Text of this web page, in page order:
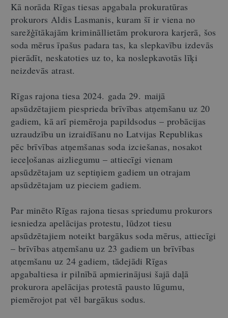
Kā norāda Rīgas tiesas apgabala prokuratūras
prokurors Aldis Lasmanis, kuram šī ir viena no
sarežģītākajām krimināllietām prokurora karjerā, šos
soda mērus īpašus padara tas, ka slepkavību izdevās
pierādīt, neskatoties uz to, ka noslepkavotās līķi
neizdevās atrast.
Rīgas rajona tiesa 2024. gada 29. maijā
apsūdzētajiem piesprieda brīvības atņemšanu uz 20
gadiem, kā arī piemēroja papildsodus – probācijas
uzraudzību un izraidīšanu no Latvijas Republikas
pēc brīvības atņemšanas soda izciešanas, nosakot
ieceļošanas aizliegumu – attiecīgi vienam
apsūdzētajam uz septiņiem gadiem un otrajam
apsūdzētajam uz pieciem gadiem.
Par minēto Rīgas rajona tiesas spriedumu prokurors
iesniedza apelācijas protestu, lūdzot tiesu
apsūdzētajiem noteikt bargākus soda mērus, attiecīgi
– brīvības atņemšanu uz 23 gadiem un brīvības
atņemšanu uz 24 gadiem, tādejādi Rīgas
apgabaltiesa ir pilnībā apmierinājusi šajā daļā
prokurora apelācijas protestā pausto lūgumu,
piemērojot pat vēl bargākus sodus.